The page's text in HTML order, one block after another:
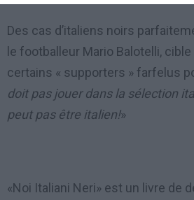
Des cas d’italiens noirs
le footballeur Mario Balotelli,
certains « supporters » farfelus
doit pas jouer dans la sélection
peut pas être italien!»
«Noi Italiani Neri» est un livre de